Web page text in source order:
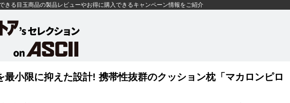
きる目玉商品の製品レビューやお得に購入できるキャンペーン情報をご紹介
最小限に抑えた設計! 携帯性抜群のクッション枕「マカロンピロ